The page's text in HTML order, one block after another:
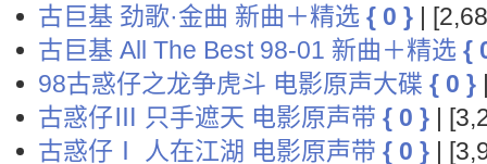
古巨基 劲歌·金曲 新曲＋精选 { 0 } |
古巨基 All The Best 98-01 新曲＋精选 {
98古惑仔之龙争虎斗 电影原声大碟 { 0 }
古惑仔Ⅲ 只手遮天 电影原声带 { 0 } |
古惑仔Ⅰ 人在江湖 电影原声带 { 0 } |